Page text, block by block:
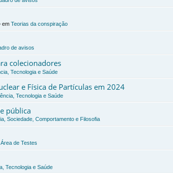
em Teorias da conspiração
de avisos
colecionadores
Tecnologia e Saúde
e Física de Partículas em 2024
Tecnologia e Saúde
pública
Sociedade, Comportamento e Filosofia
Área de Testes
Tecnologia e Saúde